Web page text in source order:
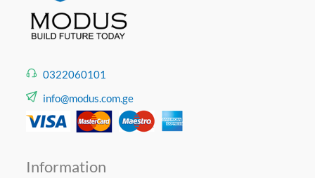
0322060101
info@modus.com.ge
Information